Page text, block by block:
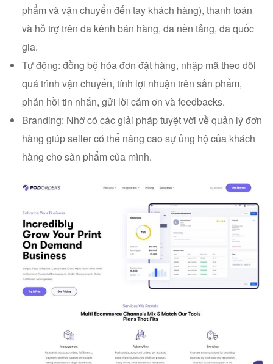
phẩm và vận chuyển đến tay khách hàng), thanh toán
và hỗ trợ trên đa kênh bán hàng, đa nền tảng, đa quốc
gia.
Tự động: đồng bộ hóa đơn đặt hàng, nhập mã theo dõi
quá trình vận chuyển, tính lợi nhuận trên sản phẩm,
phản hồi tin nhắn, gửi lời cảm ơn và feedbacks.
Branding: Nhờ có các giải pháp tuyệt vời về quản lý đơn
hàng giúp seller có thể nâng cao sự ủng hộ của khách
hàng cho sản phẩm của mình.